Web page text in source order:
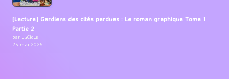
[Lecture] Gardiens des cités perdues : Le roman graphique Tome 1
Partie 2
par LuCioLe
25 mai 2026